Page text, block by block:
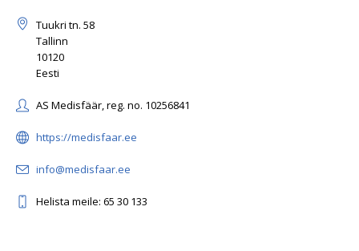
Tuukri tn. 58
Tallinn
10120
Eesti
AS Medisfäär, reg. no. 10256841
https://medisfaar.ee
info@medisfaar.ee
Helista meile: 65 30 133